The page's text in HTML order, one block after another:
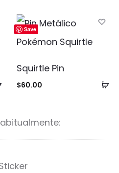
carrito
Añadir
Save
Squirtle Pin
$60.00
S